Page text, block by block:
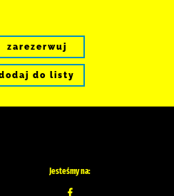
zarezerwuj
do listy
Jesteśmy na: